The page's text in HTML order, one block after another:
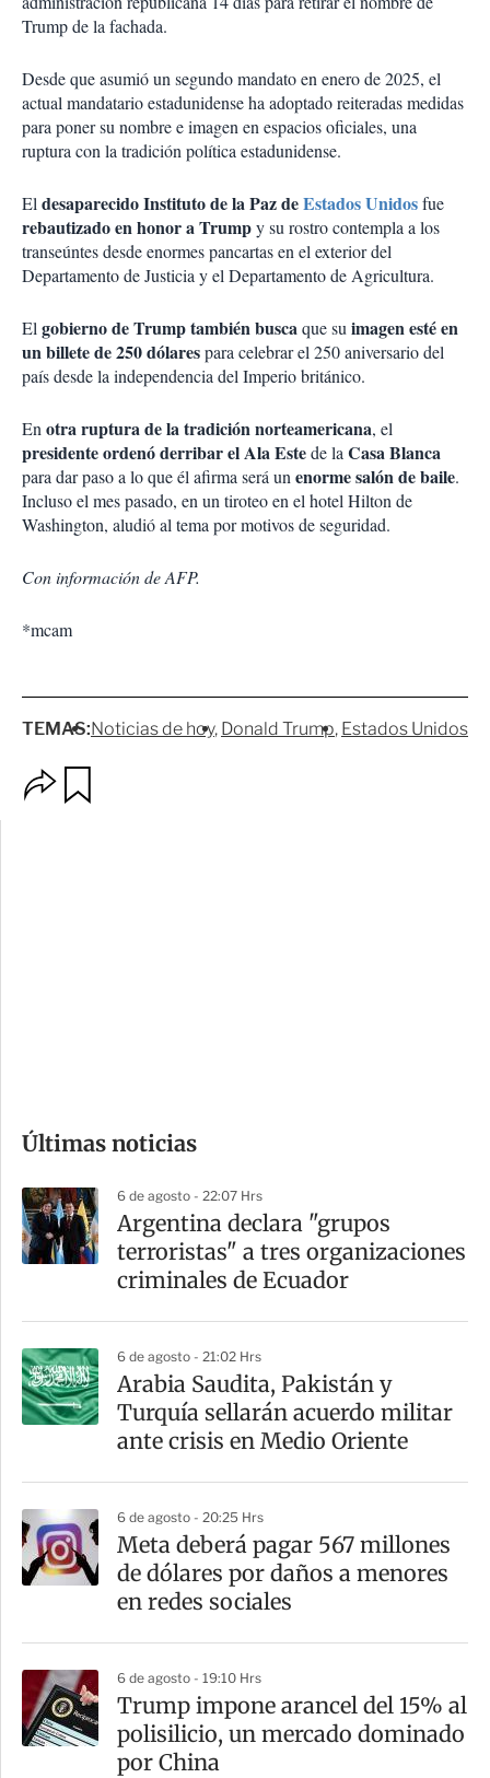
Trump de la fachada.
Desde que asumió un segundo mandato en enero de 2025, el
actual mandatario estadunidense ha adoptado reiteradas medidas
para poner su nombre e imagen en espacios oficiales, una
ruptura con la tradición política estadunidense.
Eldesaparecido Instituto de la Paz deEstados Unidosfue
rebautizado en honor a Trumpy su rostro contempla a los
transeúntes desde enormes pancartas en el exterior del
Departamento de Justicia y el Departamento de Agricultura.
Elgobierno de Trump también buscaque suimagen esté en
un billete de 250 dólarespara celebrar el 250 aniversario del
país desde la independencia del Imperio británico.
Enotra ruptura de la tradición norteamericana, el
presidente ordenó derribar el Ala Estede laCasa Blanca
para dar paso a lo que él afirma será unenorme salón de baile.
Incluso el mes pasado, en un tiroteo en el hotel Hilton de
Washington, aludió al tema por motivos de seguridad.
Con información de AFP.
*mcam
TEMAS:Noticias de hoy Donald Trump Estados Unidos
m
a
r
t
Últimas noticias
6 de agosto - 22:07 Hrs
Argentina declara "grupos
terroristas" a tres organizaciones
criminales de Ecuador
6 de agosto - 21:02 Hrs
Arabia Saudita, Pakistán y
Turquía sellarán acuerdo militar
ante crisis en Medio Oriente
6 de agosto - 20:25 Hrs
Meta deberá pagar 567 millones
de dólares por daños a menores
en redes sociales
6 de agosto - 19:10 Hrs
Trump impone arancel del 15% al
polisilicio, un mercado dominado
por China